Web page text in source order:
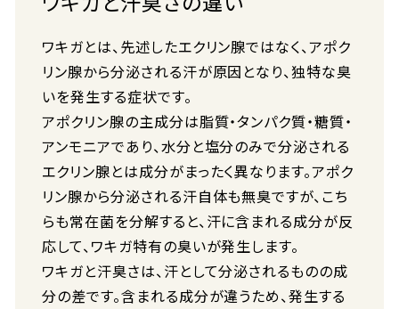
ワキガとは、先述したエクリン腺ではなく、アポク
リン腺から分泌される汗が原因となり、独特な臭
いを発生する症状です。
アポクリン腺の主成分は脂質・タンパク質・糖質・
アンモニアであり、水分と塩分のみで分泌される
エクリン腺とは成分がまったく異なります。アポク
リン腺から分泌される汗自体も無臭ですが、こち
らも常在菌を分解すると、汗に含まれる成分が反
応して、ワキガ特有の臭いが発生します。
ワキガと汗臭さは、汗として分泌されるものの成
分の差です。含まれる成分が違うため、発生する